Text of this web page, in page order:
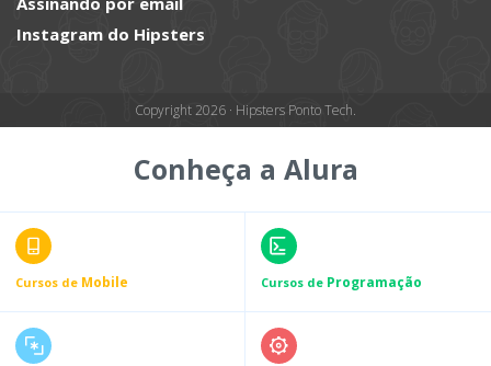
Instagram do Hipsters
Copyright 2026 · Hipsters Ponto Tech.
Conheça a Alura
Cursos de Mobile Cursos de Programação